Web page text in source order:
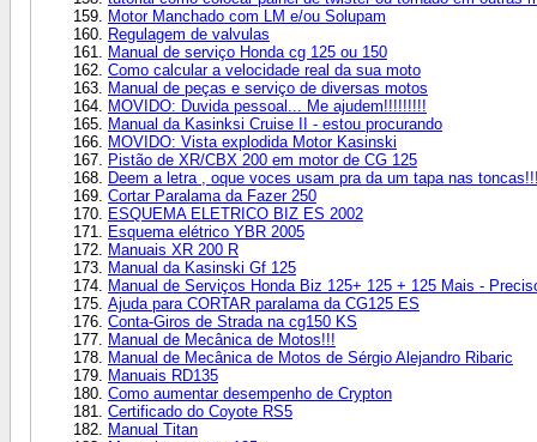
Motor Manchado com LM e/ou Solupam
Regulagem de valvulas
Manual de serviço Honda cg 125 ou 150
Como calcular a velocidade real da sua moto
Manual de peças e serviço de diversas motos
MOVIDO: Duvida pessoal... Me ajudem!!!!!!!!!
Manual da Kasinksi Cruise II - estou procurando
MOVIDO: Vista explodida Motor Kasinski
Pistão de XR/CBX 200 em motor de CG 125
Deem a letra , oque voces usam pra da um tapa nas toncas!!!
Cortar Paralama da Fazer 250
ESQUEMA ELETRICO BIZ ES 2002
Esquema elétrico YBR 2005
Manuais XR 200 R
Manual da Kasinski Gf 125
Manual de Serviços Honda Biz 125+ 125 + 125 Mais -
Ajuda para CORTAR paralama da CG125 ES
Conta-Giros de Strada na cg150 KS
Manual de Mecânica de Motos!!!
Manual de Mecânica de Motos de Sérgio Alejandro Ribaric
Manuais RD135
Como aumentar desempenho de Crypton
Certificado do Coyote RS5
Manual Titan